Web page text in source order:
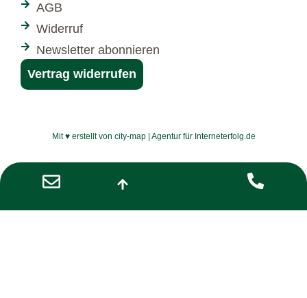
AGB
Widerruf
Newsletter abonnieren
Vertrag widerrufen
Mit ♥ erstellt von city-map | Agentur für Interneterfolg.de